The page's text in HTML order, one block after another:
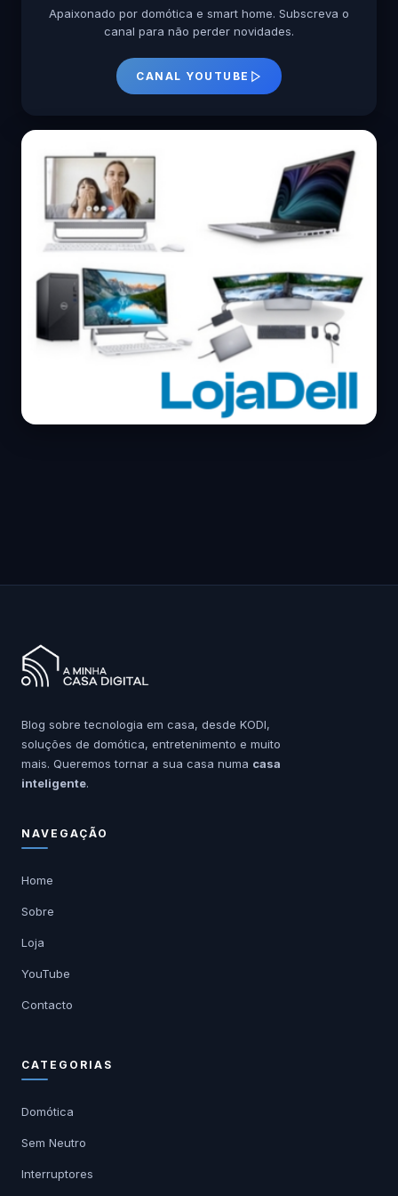
Apaixonado por domótica e smart home. Subscreva o
canal para não perder novidades.
CANAL YOUTUBE
Blog sobre tecnologia em casa, desde KODI,
soluções de domótica, entretenimento e muito
mais. Queremos tornar a sua casa numa casa
inteligente.
NAVEGAÇÃO
Home
Sobre
Loja
YouTube
Contacto
CATEGORIAS
Domótica
Sem Neutro
Interruptores